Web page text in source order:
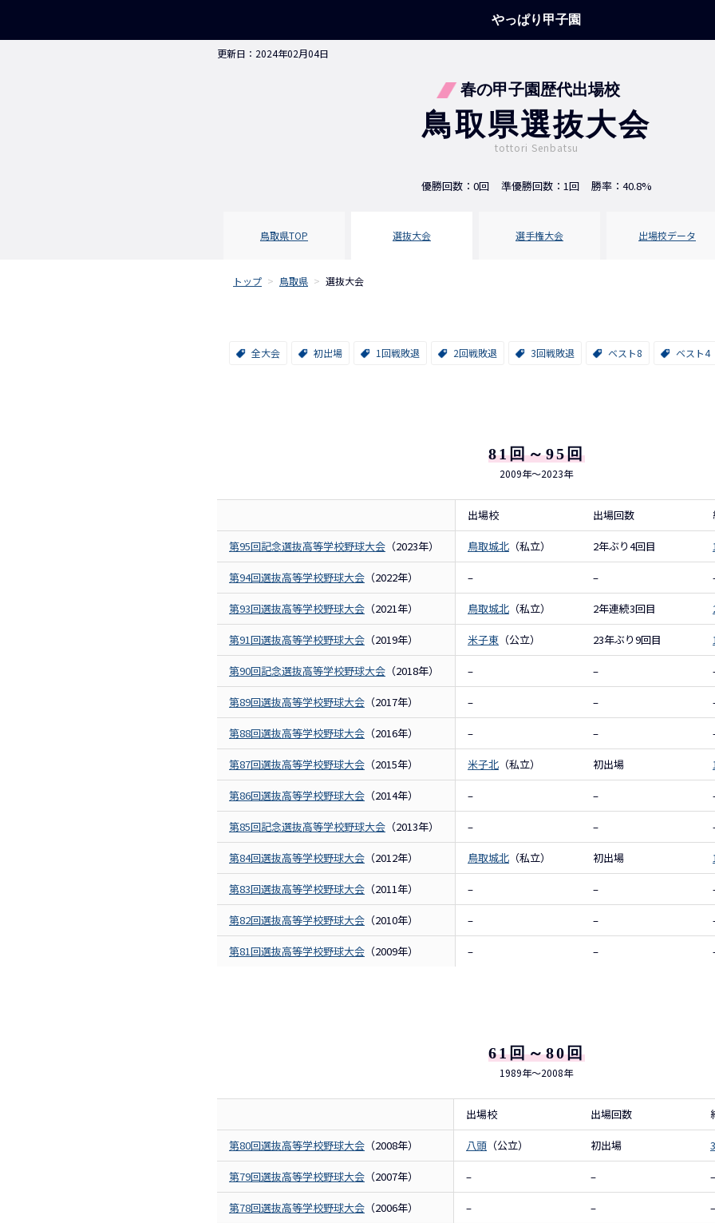
やっぱり甲子園
更新日：2024年02月04日
春の甲子園歴代出場校
鳥取県選抜大会
tottori Senbatsu
優勝回数：0回 準優勝回数：1回 勝率：40.8%
鳥取県TOP 選抜大会 選手権大会 出場校データ
トップ > 鳥取県 > 選抜大会
全大会 初出場 1回戦敗退 2回戦敗退 3回戦敗退 ベスト8 ベスト4
81回～95回
2009年～2023年
出場校 出場回数
第95回記念選抜高等学校野球大会 （2023年） 鳥取城北 （私立） 2年ぶり4回目
第94回選抜高等学校野球大会 （2022年） – –
第93回選抜高等学校野球大会 （2021年） 鳥取城北 （私立） 2年連続3回目
第91回選抜高等学校野球大会 （2019年） 米子東 （公立） 23年ぶり9回目
第90回記念選抜高等学校野球大会 （2018年） – –
第89回選抜高等学校野球大会 （2017年） – –
第88回選抜高等学校野球大会 （2016年） – –
第87回選抜高等学校野球大会 （2015年） 米子北 （私立） 初出場
第86回選抜高等学校野球大会 （2014年） – –
第85回記念選抜高等学校野球大会 （2013年） – –
第84回選抜高等学校野球大会 （2012年） 鳥取城北 （私立） 初出場
第83回選抜高等学校野球大会 （2011年） – –
第82回選抜高等学校野球大会 （2010年） – –
第81回選抜高等学校野球大会 （2009年） – –
61回～80回
1989年～2008年
出場校 出場回数
第80回選抜高等学校野球大会 （2008年） 八頭 （公立） 初出場
第79回選抜高等学校野球大会 （2007年） – – –
第78回選抜高等学校野球大会 （2006年） – – –